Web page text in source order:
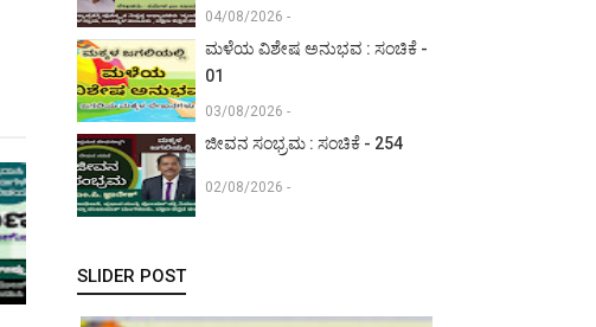
04/08/2026 -
ಮಳೆಯ ವಿಶೇಷ ಅನುಭವ : ಸಂಚಿಕೆ -
01
03/08/2026 -
ಜೀವನ ಸಂಭ್ರಮ : ಸಂಚಿಕೆ - 254
02/08/2026 -
SLIDER POST